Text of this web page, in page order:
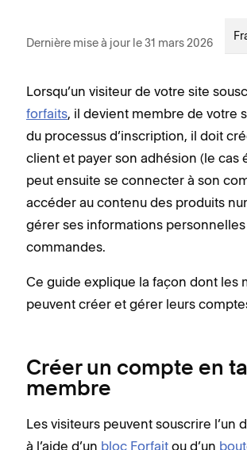
Dernière mise à jour le 31 mars 2026
Lorsqu’un visiteur de votre site
forfaits, il devient membre de votre
du processus d’inscription, il doit
client et payer son adhésion (le cas
peut ensuite se connecter à son
accéder au contenu des produits
gérer ses informations
commandes.
Ce guide explique la façon dont les
peuvent créer et gérer leurs
Créer un compte en
membre
Les visiteurs peuvent souscrire l’un
à l’aide d’un bloc Forfait ou d’un